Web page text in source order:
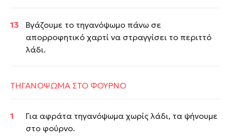
Βγάζουμε το τηγανόψωμο πάνω σε
απορροφητικό χαρτί να στραγγίσει το περιττό
λάδι.
ΤΗΓΑΝΟΨΩΜΑ ΣΤΟ ΦΟΥΡΝΟ
Για αφράτα τηγανόψωμα χωρίς λάδι, τα ψήνουμε
στο φούρνο.